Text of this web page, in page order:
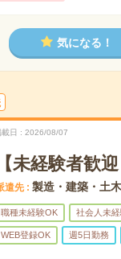
気になる！
日 2026/08/07
【未経験者歓
遣先 製造・建築・土
職種未経験OK 社会人未
WEB登録OK 週5日勤務